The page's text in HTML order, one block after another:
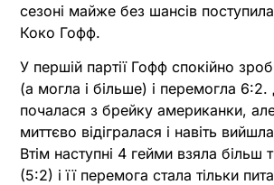
сезоні майже без шансів
Коко Гофф.
У першій партії Гофф спокійно
(а могла і більше) і перемогла
почалася з брейку американки,
миттєво відігралася і навіть
Втім наступні 4 гейми взяла більш
(5:2) і її перемога стала тільки